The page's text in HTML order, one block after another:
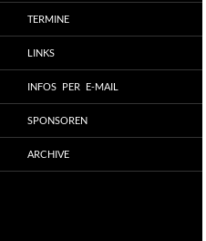
TERMINE
LINKS
INFOS PER E-MAIL
SPONSOREN
ARCHIVE